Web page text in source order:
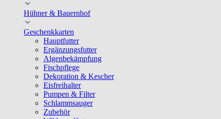
Hühner & Bauernhof
Geschenkkarten
Hauptfutter
Ergänzungsfutter
Algenbekämpfung
Fischpflege
Dekoration & Kescher
Eisfreihalter
Pumpen & Filter
Schlammsauger
Zubehör